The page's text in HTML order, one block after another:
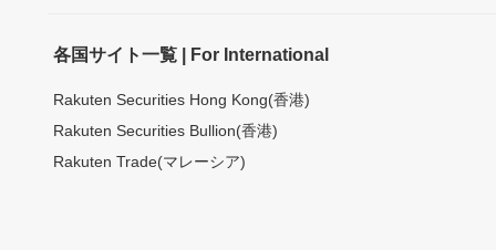
各国サイト一覧 | For International
Rakuten Securities Hong Kong(香港)
Rakuten Securities Bullion(香港)
Rakuten Trade(マレーシア)